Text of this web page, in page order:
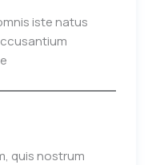
iste natus
quis nostrum